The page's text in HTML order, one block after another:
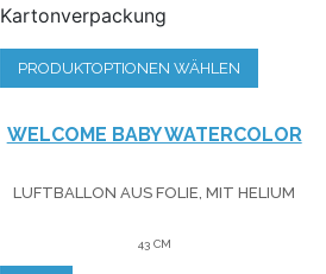
Kartonverpackung
PRODUKTOPTIONEN WÄHLEN
WELCOME BABY WATERCOLOR
LUFTBALLON AUS FOLIE, MIT HELIUM
43 CM